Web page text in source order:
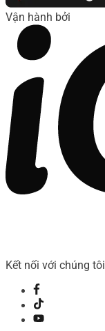
Vận hành bởi
Kết nối với chúng tôi